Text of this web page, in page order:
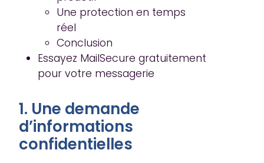
Une protection en temps
réel
Conclusion
Essayez MailSecure gratuitement
pour votre messagerie
1. Une demande
d’informations
confidentielles